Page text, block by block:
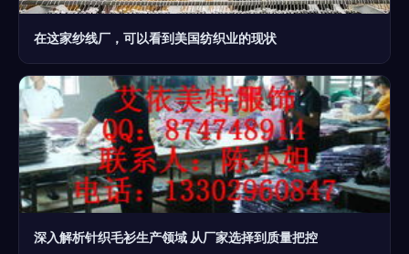
在这家纱线厂，可以看到美国纺织业的现状
深入解析针织毛衫生产领域 从厂家选择到质量把控